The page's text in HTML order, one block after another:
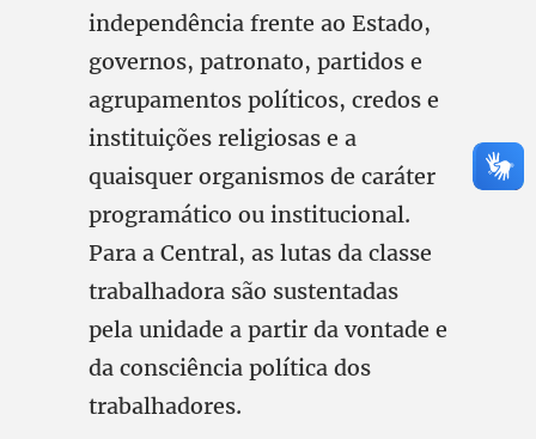
independência frente ao Estado,
governos, patronato, partidos e
agrupamentos políticos, credos e
instituições religiosas e a
quaisquer organismos de caráter
programático ou institucional.
Para a Central, as lutas da classe
trabalhadora são sustentadas
pela unidade a partir da vontade e
da consciência política dos
trabalhadores.